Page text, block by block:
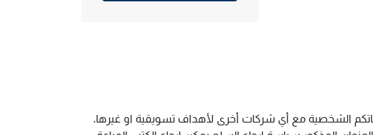
الشخصية مع أي شركات أخرى لأهداف تسويقية او غيرها.